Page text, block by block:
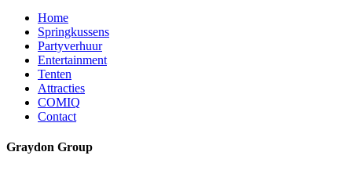
Home
Springkussens
Partyverhuur
Entertainment
Tenten
Attracties
COMIQ
Contact
Graydon Group